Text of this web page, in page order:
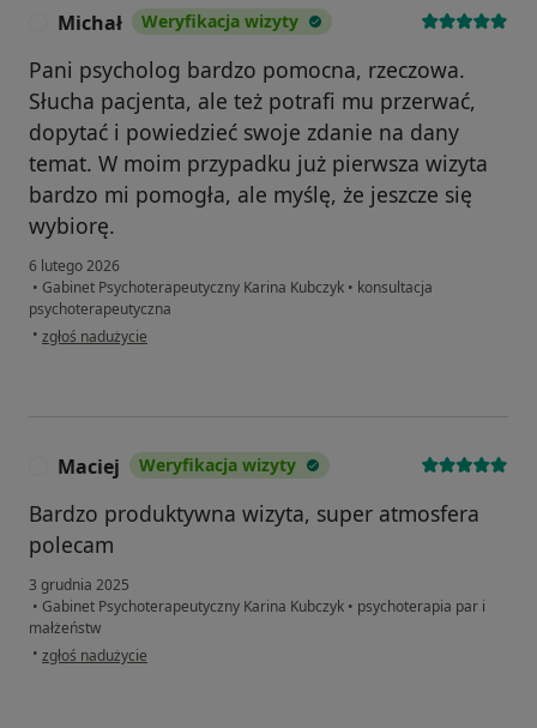
Michał Weryfikacja wizyty
Pani psycholog bardzo pomocna, rzeczowa.
Słucha pacjenta, ale też potrafi mu przerwać,
dopytać i powiedzieć swoje zdanie na dany
temat. W moim przypadku już pierwsza wizyta
bardzo mi pomogła, ale myślę, że jeszcze się
wybiorę.
6 lutego 2026
• Gabinet Psychoterapeutyczny Karina Kubczyk • konsultacja
psychoterapeutyczna
• w opinii użytkownika Michał
zgłoś nadużycie
Maciej Weryfikacja wizyty
Bardzo produktywna wizyta, super atmosfera
polecam
3 grudnia 2025
• Gabinet Psychoterapeutyczny Karina Kubczyk • psychoterapia par i
małżeństw
• w opinii użytkownika Maciej
zgłoś nadużycie